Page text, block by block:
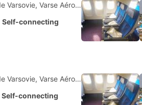
WAW Aéroport Chopin de Varsovie, Varse Aéroport
Self-connecting
WAW Aéroport Chopin de Varsovie, Varse Aéroport
Self-connecting